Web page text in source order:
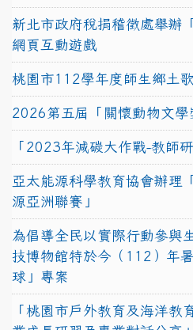
新北市政府稅捐稽徵處舉辦
網頁互動遊戲
桃園市112學年度師生鄉土
2026第五屆「關懷動物文學
「2023年減碳大作戰-教師研
亞太能源科學教育協會辦理
源亞洲聯賽」
為倡導全民以實際行動參與
技博物館特於今（112）年
球」專案
「桃園市戶外教育及海洋教